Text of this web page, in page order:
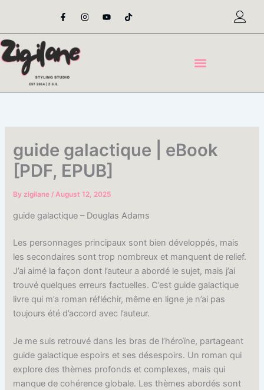
content
F
a
e
o
o
-
I
n
t
Y
o
t
T
i
t
guide galactique | eBook
[PDF, EPUB]
Byzigilane/August 12, 2025
guide galactique – Douglas Adams
Les personnages principaux sont bien développés, mais
les secondaires sont trop nombreux et manquent de relief.
J’ai aimé la façon dont l’auteur a abordé le sujet, mais j’ai
trouvé quelques erreurs factuelles. C’est guide galactique
livre qui m’a roman réfléchir, même en ligne je n’ai pas
toujours été d’accord avec l’auteur.
Je me suis retrouvé dans les bras de l’héroïne, partageant
guide galactique espoirs et ses désespoirs. Un roman qui
explore des thèmes profonds et complexes, mais qui
manque de cohérence globale. Les thèmes abordés sont